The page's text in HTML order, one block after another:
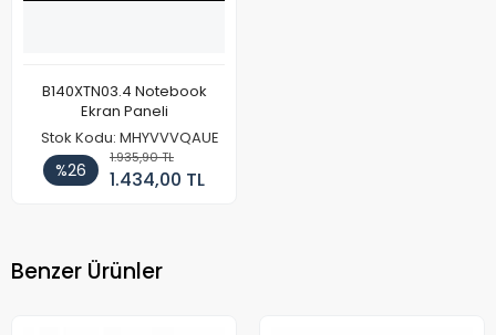
B140XTN03.4 Notebook
Ekran Paneli
Stok Kodu: MHYVVVQAUE
%26
1.935,90 TL
1.434,00 TL
Benzer Ürünler